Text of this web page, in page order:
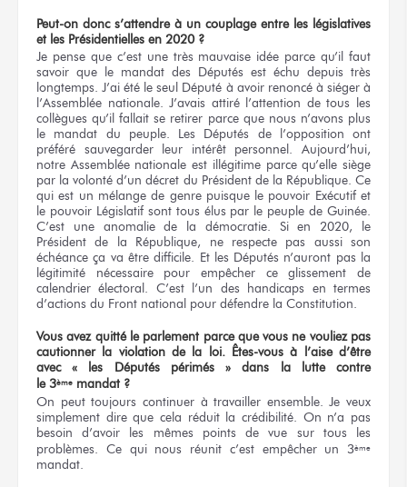
Peut-on donc s’attendre à un couplage entre les législatives
et les Présidentielles en 2020 ?
Je pense que c’est une très mauvaise idée parce qu’il faut
savoir que le mandat des Députés est échu depuis très
longtemps. J’ai été le seul Député à avoir renoncé à siéger à
l’Assemblée nationale. J’avais attiré l’attention de tous les
collègues qu’il fallait se retirer parce que nous n’avons plus
le mandat du peuple. Les Députés de l’opposition ont
préféré sauvegarder leur intérêt personnel. Aujourd’hui,
notre Assemblée nationale est illégitime parce qu’elle siège
par la volonté d’un décret du Président de la République. Ce
qui est un mélange de genre puisque le pouvoir Exécutif et
le pouvoir Législatif sont tous élus par le peuple de Guinée.
C’est une anomalie de la démocratie. Si en 2020, le
Président de la République, ne respecte pas aussi son
échéance ça va être difficile. Et les Députés n’auront pas la
légitimité nécessaire pour empêcher ce glissement de
calendrier électoral. C’est l’un des handicaps en termes
d’actions du Front national pour défendre la Constitution.
Vous avez quitté le parlement parce que vous ne vouliez pas
cautionner la violation de la loi. Êtes-vous à l’aise d’être
avec« les Députés périmés » dans la lutte contre
le 3ème mandat ?
On peut toujours continuer à travailler ensemble. Je veux
simplement dire que cela réduit la crédibilité. On n’a pas
besoin d’avoir les mêmes points de vue sur tous les
problèmes. Ce qui nous réunit c’est empêcher un 3ème
mandat.